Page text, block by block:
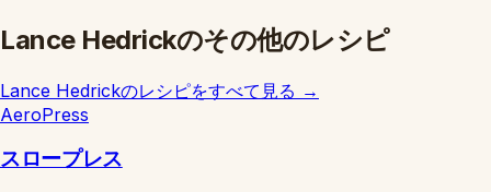
Lance Hedrickのその他のレシピ
Lance Hedrickのレシピをすべて見る →
AeroPress
スロープレス